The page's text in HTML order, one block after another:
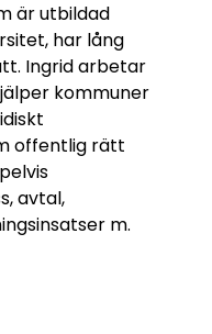
är utbildad
har lång
Ingrid arbetar
kommuner
offentlig rätt
avtal,
m.